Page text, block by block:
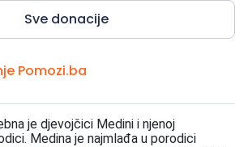
Sve donacije
Pomozi.ba
je djevojčici Medini i njenoj
Medina je najmlađa u porodici